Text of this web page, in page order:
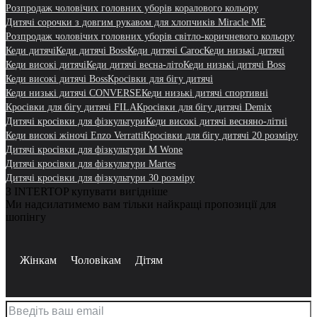
Розпродаж чоловічих головних уборів коралового кольору
Дитячі сорочки з довгим рукавом для хлопчиків Miracle ME
Розпродаж чоловічих головних уборів світло-коричневого кольору
Кеди дитячіКеди дитячі BossКеди дитячі CarocКеди низькі дитячі
Кеди високі дитячіКеди дитячі весна-літоКеди низькі дитячі Boss
Кеди високі дитячі BossКросівки для бігу дитячі
Кеди низькі дитячі CONVERSEКеди низькі дитячі спортивні
Кросівки для бігу дитячі FILAКросівки для бігу дитячі Demix
Дитячі кросівки для фізкультуриКеди високі дитячі весняно-літні
Кеди високі жіночі Enzo VerrattiКросівки для бігу дитячі 20 розміру
Дитячі кросівки для фізкультури M Wone
Дитячі кросівки для фізкультури Martes
Дитячі кросівки для фізкультури 30 розміру
З INTERTOP купувати вигідніше
Ми надсилатимемо вам тільки найкращі пропозиції для
шопінгу
Жінкам Чоловікам Дітям